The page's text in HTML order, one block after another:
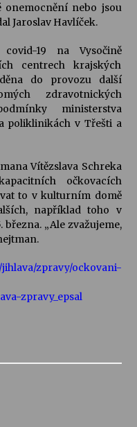
nebo jsou
Jaroslav Havlíček.
19 na Vysočině
centrech krajských
do provozu další
zdravotnických
ministerstva
poliklinikách v Třešti a
Vítězslava Schreka
očkovacích
to v kulturním domě
například toho v
března. „Ale zvažujeme,
zpravy/ockovani-
zpravy_epsal